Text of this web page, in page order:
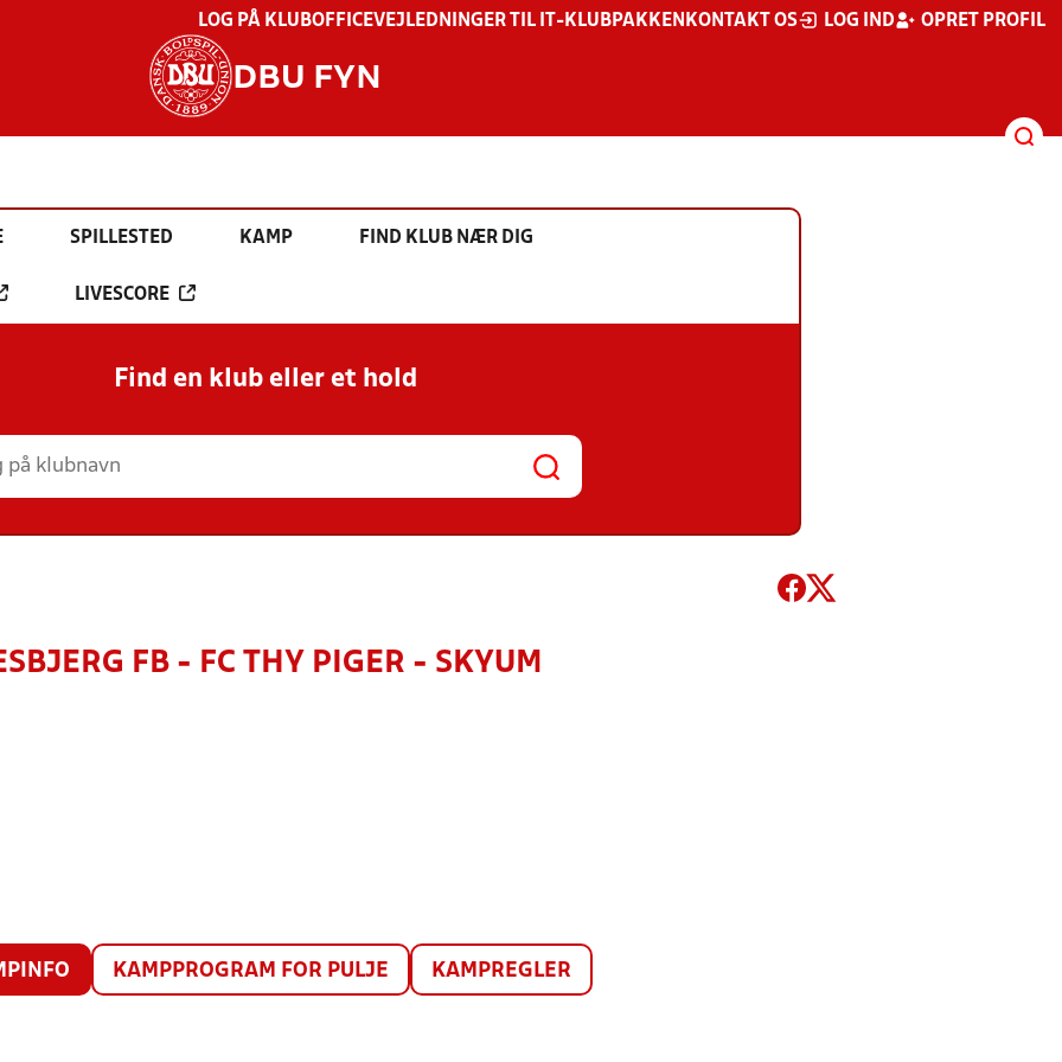
LOG PÅ KLUBOFFICEVEJLEDNINGER TIL IT-KLUBPAKKEN KONTAKT OS LOG IND OPRET PROFIL
DBU FYN
SPILLESTED KAMP FIND KLUB NÆR DIG
LIVESCORE
Find en klub eller et hold
FB - FC THY PIGER - SKYUM
KAMPPROGRAM FOR PULJE KAMPREGLER